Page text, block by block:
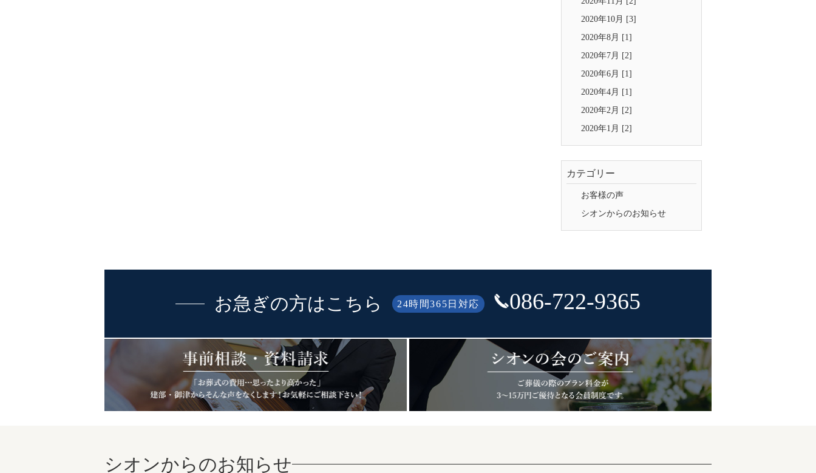
2020年10月 [3]
2020年8月 [1]
2020年7月 [2]
2020年6月 [1]
2020年4月 [1]
2020年2月 [2]
2020年1月 [2]
カテゴリー
お客様の声
シオンからのお知らせ
お急ぎの方はこちら 24時間365日対応 086-722-9365
シオンからのお知らせ